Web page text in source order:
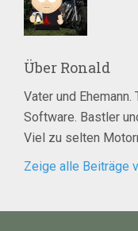
Über Ronald
Vater und
Software. Bastler
Viel zu selten
Zeige alle Beiträge